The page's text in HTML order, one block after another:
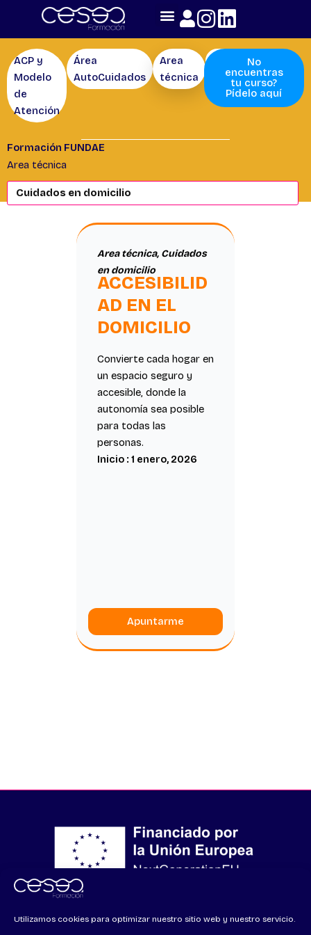
Utilizamos cookies para optimizar nuestro sitio web y nuestro servicio.
content
ACP y
Modelo
de
Atención
Área
AutoCuidados
Area
técnica
Competencias
No
encuentras
tu curso?
Pídelo aquí
Formación FUNDAE
Area técnica
Area técnica, Cuidados
en domicilio
ACCESIBILID
AD EN EL
DOMICILIO
Convierte cada hogar en
un espacio seguro y
accesible, donde la
autonomía sea posible
para todas las
personas.
Inicio : 1 enero, 2026
Apuntarme
Financiado por la Unión Europea – NextGenerationEU